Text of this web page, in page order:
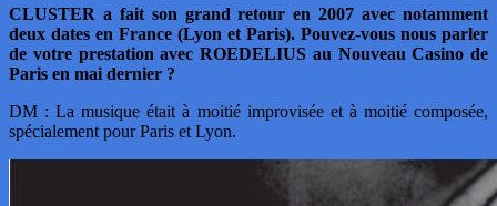
CLUSTER a fait son grand retour en 2007 avec notamment
deux dates en France (Lyon et Paris). Pouvez-vous nous parler
de votre prestation avec ROEDELIUS au Nouveau Casino de
Paris en mai dernier ?
DM : La musique était à moitié improvisée et à moitié composée,
spécialement pour Paris et Lyon.